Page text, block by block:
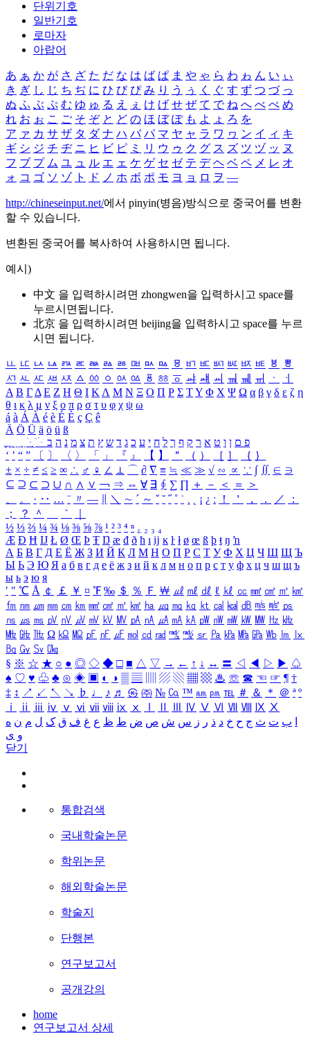
단위기호
일반기호
로마자
아랍어
あ ぁ か が さ ざ た だ な は ば ぱ ま や ゃ ら わ ゎ ん い ぃ
き ぎ し じ ち ぢ に ひ び ぴ み り う ぅ く ぐ す ず つ づ っ
ぬ ふ ぶ ぷ む ゆ ゅ る え ぇ け げ せ ぜ て で ね へ べ ぺ め
れ お ぉ こ ご そ ぞ と ど の ほ ぼ ぽ も よ ょ ろ を
ア ァ カ サ ザ タ ダ ナ ハ バ パ マ ヤ ャ ラ ワ ヮ ン イ ィ キ
ギ シ ジ チ ヂ ニ ヒ ビ ピ ミ リ ウ ゥ ク グ ス ズ ツ ヅ ッ ヌ
フ ブ プ ム ユ ュ ル エ ェ ケ ゲ セ ゼ テ デ ヘ ベ ペ メ レ オ
ォ コ ゴ ソ ゾ ト ド ノ ホ ボ ポ モ ヨ ョ ロ ヲ ―
http://chineseinput.net/에서 pinyin(병음)방식으로 중국어를 변환
할 수 있습니다.
변환된 중국어를 복사하여 사용하시면 됩니다.
예시)
中文 을 입력하시려면 zhongwen을 입력하시고 space를
누르시면됩니다.
北京 을 입력하시려면 beijing을 입력하시고 space를 누르
시면 됩니다.
ㅥ ㅦ ㅧ ㅨ ㅩ ㅪ ㅫ ㅬ ㅭ ㅮ ㅯ ㅰ ㅱ ㅲ ㅳ ㅴ ㅵ ㅶ ㅷ ㅸ
ㅹ
ㅺ ㅻ ㅼ ㅽ ㅾ ㅿ ㆀ ㆁ ㆂ ㆃ ㆄ ㆅ ㆆ ㆇ ㆈ ㆉ ㆊ ㆋ ㆌ ㆍ
ㆎ
Α Β ΓΔ Ε Ζ Η Θ Ι ΚΛ Μ Ν Ξ Ο Π Ρ Σ ΤΥ Φ Χ Ψ Ω α β γ δ ε ζ η
θ ι κ λ μ ν ξ ο π ρ σ τ υ φ χ ψ ω
á à Á À é è É È ç Ç ê
Ä Ö Ü ä ö ü ß
ִֶֹ ֻּ ׁׂ פ ם ן ו ט א ר ק ף ך ל ח י ע כ ג ד ש ץ ת צ מ נ ה ב
‘ ’ “ ” 〔 〕 〈 〉 「 」 『 』 【 】 ＂ （ ） ［ ］ ｛ ｝
± × ÷ ≠ ≤ ≥ ∞ ∴ ♂ ♀ ∠ ⊥ ⌒ ∂ ∇ ≡ ≒ ≪ ≫ √ ∽ ∝ ∵ ∫ ∬ ∈ ∋
⊆ ⊇ ⊂ ⊃ ∪ ∩ ∧ ∨ ￢ ⇒ ⇔ ∀ ∃ ∮ ∑ ∏ ＋ － ＜ ＝
＞
、
。 · ‥ … ¨ 〃 ― ＼ ∼ ´ ～ ˇ ˘ ˝ ˚ ˙ ¸ ¡ ¿ ː ！ ＇ ， ． ／
：
；
？ ＾ ｀
½ ⅓ ⅔ ¼ ¾ ⅛ ⅜ ⅝ ⅞ ¹ ² ³ ⁴ ⁿ ₁ ₂ ₃ ₄
Æ Ð Ħ Ĳ Ł Ø Œ Þ Ŧ Ŋ æ đ ð ħ ı ĳ ĸ ŀ ł ø œ ß þ ŧ ŋ ŉ
А Б В Г Д Е Ё Ж З И Й К Л М Н О П Р С Т У Ф Х Ц Ч Ш Щ Ъ
Ы Ь Э Ю Я а б в г д е ё ж з и й к л м н о п р с т у ф х ц ч ш щ ъ
ы ь э ю я
′ ″ ℃ Å ￠ ￡ ￥ ¤ ℉ ‰ ＄ ％ Ｆ ￦ ㎕ ㎖ ㎗ ℓ ㎘ ㏄ ㎣ ㎤ ㎥ ㎦
㎙ ㎚ ㎛ ㎜ ㎝ ㎞ ㎟ ㎠ ㎡ ㎢ ㏊ ㎍ ㎎ ㎏ ㏏ ㎈ ㎉ ㏈ ㎧ ㎨ ㎰
㎱ ㎲ ㎳ ㎴ ㎵ ㎶ ㎷ ㎸ ㎹ ㎀ ㎁ ㎂ ㎃ ㎄ ㎺ ㎻ ㎽ ㎾ ㎿ ㎐ ㎑
㎒ ㎓ ㎔ Ω ㏀ ㏁ ㎊ ㎋ ㎌ ㏖ ㏅ ㎭ ㎮ ㎯ ㏛ ㎩ ㎪ ㎫ ㎬ ㏝ ㏐
㏓
㏃ ㏉ ㏜ ㏆
§ ※ ☆ ★ ○ ● ◎ ◇ ◆ □ ■ △ ▽ → ← ↑ ↓ ↔ 〓 ◁ ◀ ▷ ▶ ♤
♠ ♡ ♥ ♧ ♣ ⊙ ◈ ▣ ◐ ◑ ▒ ▤ ▨ ▧ ▦ ▩ ♨ ☏ ☎ ☜ ☞ ¶ †
‡ ↕ ↗ ↙ ↖ ↘ ♭ ♩ ♪ ♬ ㉿ ㈜ № ㏇ ™ ㏂ ㏘ ℡ ＃ ＆ ＊ ＠ ª º
ⅰ
ⅱ ⅲ ⅳ ⅴ ⅵ ⅶ ⅷ ⅸ ⅹ Ⅳ Ⅴ Ⅵ Ⅶ Ⅷ Ⅸ Ⅹ
ب ت ث ج ح خ د ذ ر ز س ش ص ض ط ظ ع غ ف ق ک ل م ن ه
و ی
닫기
통합검색
국내학술논문
학위논문
해외학술논문
학술지
단행본
연구보고서
공개강의
home
연구보고서 상세